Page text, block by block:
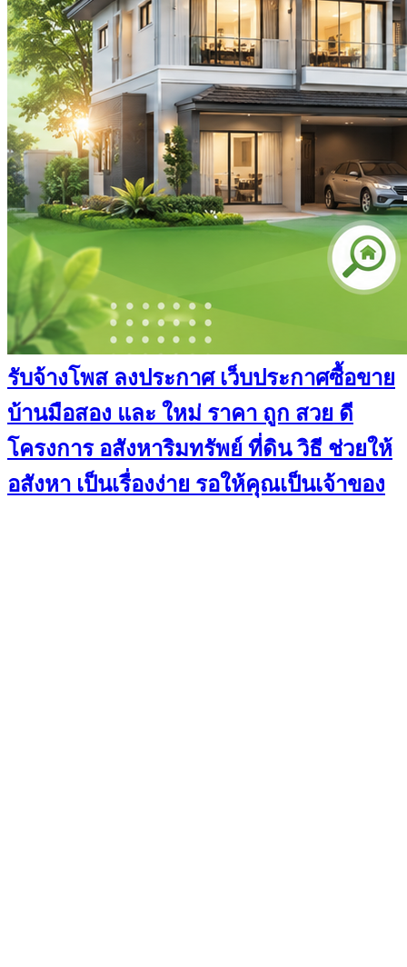
รับจ้างโพส ลงประกาศ เว็บประกาศซื้อขาย
บ้านมือสอง และ ใหม่ ราคา ถูก สวย ดี
โครงการ อสังหาริมทรัพย์ ที่ดิน วิธี ช่วยให้
อสังหา เป็นเรื่องง่าย รอให้คุณเป็นเจ้าของ